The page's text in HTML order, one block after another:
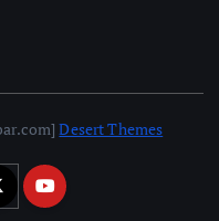
Desert Themes